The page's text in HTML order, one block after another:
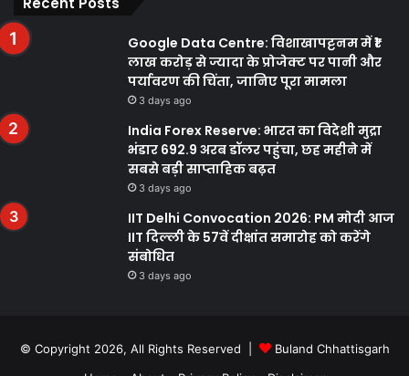
Google Data Centre: विशाखापट्टनम में ₹1
लाख करोड़ से ज्यादा के प्रोजेक्ट पर पानी और
पर्यावरण की चिंता, जानिए पूरा मामला
3 days ago
India Forex Reserve: भारत का विदेशी मुद्रा
भंडार 692.9 अरब डॉलर पहुंचा, छह महीने में
सबसे बड़ी साप्ताहिक बढ़त
3 days ago
IIT Delhi Convocation 2026: PM मोदी आज
IIT दिल्ली के 57वें दीक्षांत समारोह को करेंगे
संबोधित
3 days ago
© Copyright 2026, All Rights Reserved |
Buland Chhattisgarh